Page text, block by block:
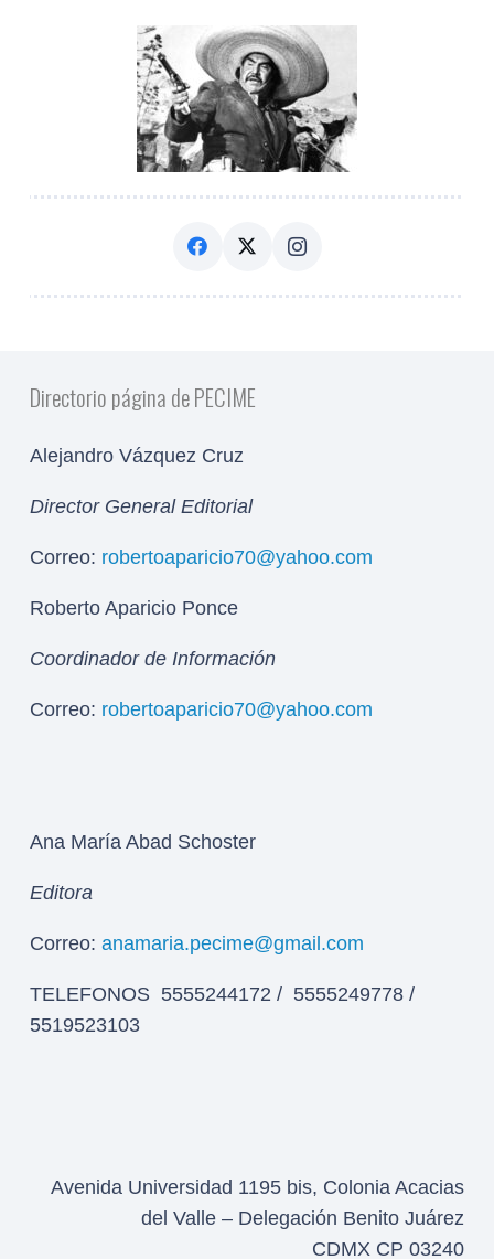
Directorio página de PECIME
Alejandro Vázquez Cruz
Director General Editorial
Correo: robertoaparicio70@yahoo.com
Roberto Aparicio Ponce
Coordinador de Información
Correo: robertoaparicio70@yahoo.com
Ana María Abad Schoster
Editora
Correo: anamaria.pecime@gmail.com
TELEFONOS 5555244172 / 5555249778 /
5519523103
Avenida Universidad 1195 bis, Colonia Acacias
del Valle – Delegación Benito Juárez
CDMX CP 03240